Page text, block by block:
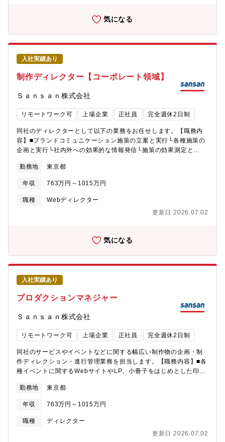
討・実行■その他新規施策の企画・運用【本ポジションの魅力】■
自ら創造する力を養える&生かせる同社はContract Oneを最速で
事業成長させるために、担当領域を越えて議論し合い、チーム全
体で全力を尽くしています。営業やインサイドセールス、マーケ
ティングが垣根なく意見を交わし、施策の企画から実行・振り返
りまでを行っています。PMF（プロダクトマーケットフィット）
を達成した「Contract One」を、最速でさらに発展させていく今
のフェーズでしか得られない知見や経験を積むことができます。
また、チャレンジを歓迎する社風があります。本ポジションでは
主にサイト・Webマーケティング周辺の業務を担当する想定で
す。その上で、Contract Oneのマーケティンググループは少数精
鋭で、BtoBマーケティングの施策が一通り経験できる環境のた
め、あらゆる領域の経験を積むことが可能です。また、担当業務
について裁量を持って遂行できます。■急拡大する組織の中核を担
える「Bill One」は、T2D3をはるかに上回るスピードで成長して
く急成長しています。プロダクトの成長に伴い、組織も拡大して
り、その中核を担える可能性があります。
気になる
入社実績あり
制作ディレクター【コーポレート領域】
Ｓａｎｓａｎ株式会社
リモートワーク可 上場企業 正社員 完全週休2日制
同社のディレクターとして以下の業務をお任せします。【職務内
容】■ブランドコミュニケーション施策の立案と実行└各種施策の
企画と実行└社内外への効果的な情報発信└施策の効果測定と
用、プロダクト関連の制作物ディレクション└制作スケジュールの
管理とステークホルダーとの調整└クリエイティブチームとの協働
【入社後にお任せしたい業務】■各種施策の企画立案と実行■ブラ
ンド関連制作物のディレクション（Webサイト、パンフレット、
ョン施策の実施【本ポジションの魅力】■経営に直結する、企業の
ンディングからコーポレートブランディングまで、幅広い領域で
クリエイティブ力を発揮できる環境です。■「出会いからイノベー
ションを生み出す」というミッションの下、社会的インパクトの
大きい仕事に挑戦できます。ブランドを通じて、事業の成長と社
会への価値提供を実現できます。■多様なクリエイターが集まる環
境で、お互いの強みを生かしながら、協力して新しい価値を生み
出すことができます。プロフェッショナル同士の刺激的な協働が
期待できます。■新しいフェーズに入るSansanで、ブランドの進
化と拡大に主体的に関わることができます。新しいことに挑戦で
きる環境で、自身の成長機会も豊富です。
勤務地 東京都
年収 763万円～1015万円
職種
Webディレクター
更新日 2026.07.02
気になる
入社実績あり
プロダクションマネジャー
Ｓａｎｓａｎ株式会社
リモートワーク可 上場企業 正社員 完全週休2日制
同社のサービスやイベントなどに関する幅広い制作物の企画・制
作ディレクション・進行管理業務を担当します。【職務内容】■各
種イベントに関するWebサイトやLP、小冊子をはじめとした印刷
じめとした販促ツール全般の企画・制作進行■サービスに関連した
Webサイトや各種コンテンツなどの企画・制作※ 担当業務は個人
の特性やキャリア・経験などを踏まえて決定します。▼担当する
プロジェクト、サービスの例Sansan Innovation SummitSansan
ト）「Bill One」（サービスサイト）「Contract One」（サービ
勤務地 東京都
年収 763万円～1015万円
職種
ディレクター
更新日 2026.07.02